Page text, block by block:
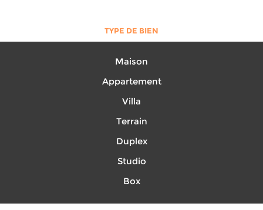
TYPE DE BIEN
Maison
Appartement
Villa
Terrain
Duplex
Studio
Box